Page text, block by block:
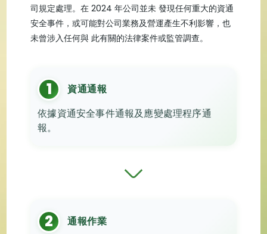
司規定處理。在 2024 年公司並未 發現任何重大的資通
安全事件，或可能對公司業務及營運產生不利影響，也
未曾涉入任何與 此有關的法律案件或監管調查。
1 資通通報
依據資通安全事件通報及應變處理程序通
報。
2 通報作業